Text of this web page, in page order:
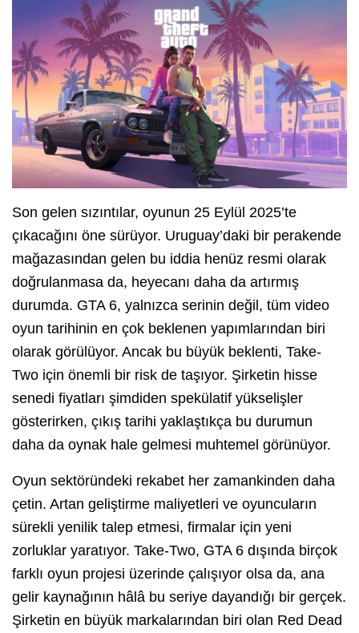
Son gelen sızıntılar, oyunun 25 Eylül 2025’te
çıkacağını öne sürüyor. Uruguay’daki bir perakende
mağazasından gelen bu iddia henüz resmi olarak
doğrulanmasa da, heyecanı daha da artırmış
durumda. GTA 6, yalnızca serinin değil, tüm video
oyun tarihinin en çok beklenen yapımlarından biri
olarak görülüyor. Ancak bu büyük beklenti, Take-
Two için önemli bir risk de taşıyor. Şirketin hisse
senedi fiyatları şimdiden spekülatif yükselişler
gösterirken, çıkış tarihi yaklaştıkça bu durumun
daha da oynak hale gelmesi muhtemel görünüyor.
Oyun sektöründeki rekabet her zamankinden daha
çetin. Artan geliştirme maliyetleri ve oyuncuların
sürekli yenilik talep etmesi, firmalar için yeni
zorluklar yaratıyor. Take-Two, GTA 6 dışında birçok
farklı oyun projesi üzerinde çalışıyor olsa da, ana
gelir kaynağının hâlâ bu seriye dayandığı bir gerçek.
Şirketin en büyük markalarından biri olan Red Dead